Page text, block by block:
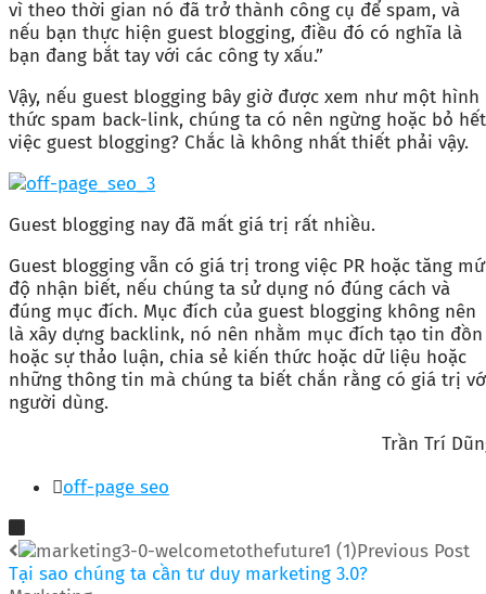
vì theo thời gian nó đã trở thành công cụ để spam, và
nếu bạn thực hiện guest blogging, điều đó có nghĩa là
bạn đang bắt tay với các công ty xấu.”
Vậy, nếu guest blogging bây giờ được xem như một hình
thức spam back-link, chúng ta có nên ngừng hoặc bỏ hết
việc guest blogging? Chắc là không nhất thiết phải vậy.
Guest blogging nay đã mất giá trị rất nhiều.
Guest blogging vẫn có giá trị trong việc PR hoặc tăng
độ nhận biết, nếu chúng ta sử dụng nó đúng cách và
đúng mục đích. Mục đích của guest blogging không nên
là xây dựng backlink, nó nên nhằm mục đích tạo tin đồn
hoặc sự thảo luận, chia sẻ kiến thức hoặc dữ liệu hoặc
những thông tin mà chúng ta biết chắn rằng có giá trị
người dùng.
Trần Trí
off-page seo
Previous Post
Tại sao chúng ta cần tư duy marketing 3.0?